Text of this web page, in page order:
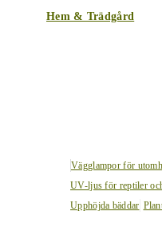
Hem & Trädgård
Vägglampor för
UV-ljus för reptiler
Upphöjda bäddar